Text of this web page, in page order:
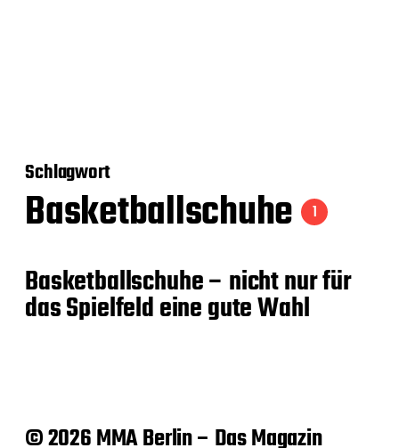
Schlagwort
Basketballschuhe 1
Basketballschuhe – nicht nur für
das Spielfeld eine gute Wahl
© 2026 MMA Berlin – Das Magazin